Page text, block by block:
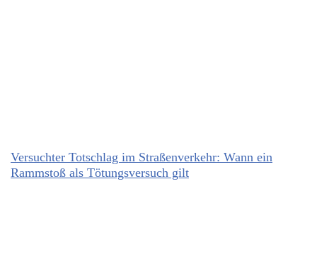
Versuchter Totschlag im Straßenverkehr: Wann ein
Rammstoß als Tötungsversuch gilt